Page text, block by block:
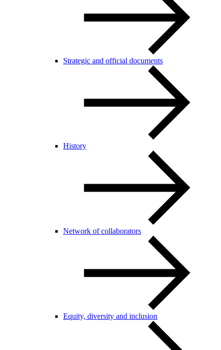
Strategic and official documents
History
Network of collaborators
Equity, diversity and inclusion